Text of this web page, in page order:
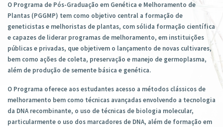
O Programa de Pós-Graduação em Genética e Melhoramento de
Plantas (PGGMP) tem como objetivo central a formação de
geneticistas e melhoristas de plantas, com sólida formação científica
e capazes de liderar programas de melhoramento, em instituições
públicas e privadas, que objetivem o lançamento de novas cultivares,
bem como ações de coleta, preservação e manejo de germoplasma,
além de produção de semente básica e genética.
O Programa oferece aos estudantes acesso a métodos clássicos de
melhoramento bem como técnicas avançadas envolvendo a tecnologia
da DNA recombinante, o uso de técnicas de biologia molecular,
particularmente o uso dos marcadores de DNA, além de formação em